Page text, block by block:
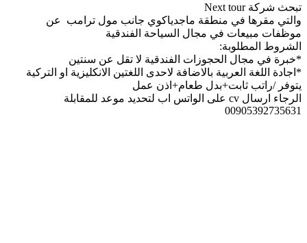
تبحث شركة Next tour
والتي مقرها في منطقة ماجدياكوي جانب مول ترامب عن
موظفات مبيعات في مجال السياحة الفندقية
الشروط المطلوبة:
*خبرة في مجال الحجوزات الفندقية لا تقل عن سنتين
*اجادة اللغة العربية بالاضافة لاحدى اللغتين الانكليزية او التركية
يتوفر /راتب ثابت+بدل طعام+اذن عمل
الرجاء ارسال cv على الواتس اب لتحديد موعد للمقابلة
00905392735631